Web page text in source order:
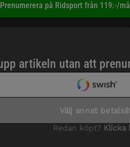
Prenumerera på Ridsport från 119:-/